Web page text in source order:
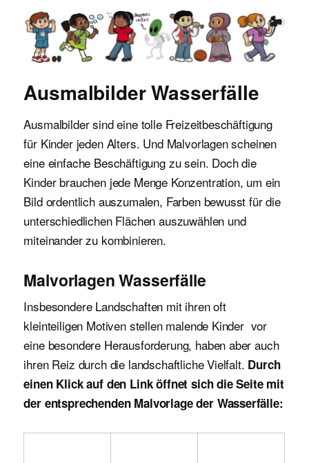
Malvorlagen für Kinder
Ausmalbilder Wasserfälle
Ausmalbilder sind eine tolle Freizeitbeschäftigung
für Kinder jeden Alters. Und Malvorlagen scheinen
eine einfache Beschäftigung zu sein. Doch die
Kinder brauchen jede Menge Konzentration, um ein
Bild ordentlich auszumalen, Farben bewusst für die
unterschiedlichen Flächen auszuwählen und
miteinander zu kombinieren.
Malvorlagen Wasserfälle
Insbesondere Landschaften mit ihren oft
kleinteiligen Motiven stellen malende Kinder vor
eine besondere Herausforderung, haben aber auch
ihren Reiz durch die landschaftliche Vielfalt. Durch
einen Klick auf den Link öffnet sich die Seite mit
der entsprechenden Malvorlage der Wasserfälle: